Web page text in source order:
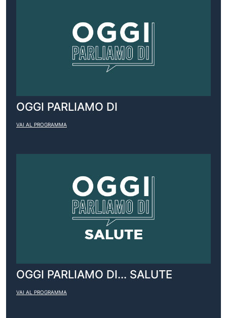
OGGI PARLIAMO DI
VAI AL PROGRAMMA
OGGI PARLIAMO DI... SALUTE
VAI AL PROGRAMMA